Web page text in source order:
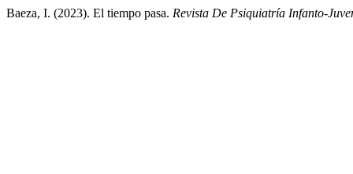
Baeza, I. (2023). El tiempo pasa. Revista De Psiquiatría Infanto-